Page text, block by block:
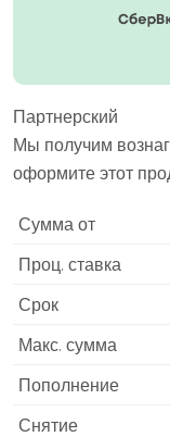
Партнерский
Мы получим
оформите этот
Сумма от
Проц. ставка
Срок
Макс. сумма
Пополнение
Снятие